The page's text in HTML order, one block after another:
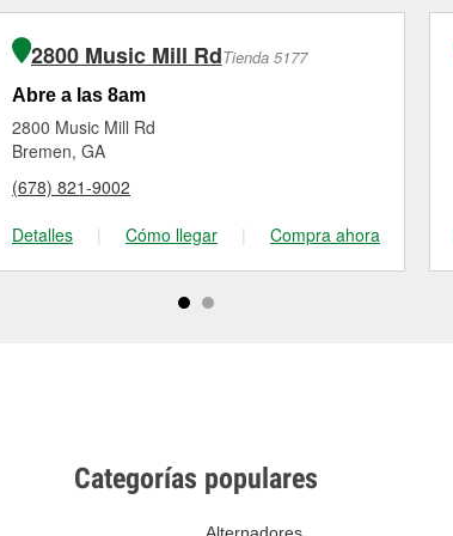
2800 Music Mill RdTienda 5177
Abre a las 8am
2800 Music Mill Rd
Bremen, GA
(678) 821-9002
Detalles
| Cómo llegar | Compra ahora
Categorías populares